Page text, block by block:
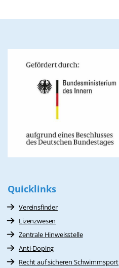
Quicklinks
Vereinsfinder
Lizenzwesen
Zentrale Hinweisstelle
Anti-Doping
Recht auf sicheren Schwimmsport